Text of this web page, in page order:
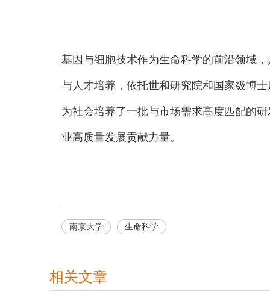
基因与细胞技术作为生命科学的前沿领域
与人才培养，依托世和研究院和国家级博
为社会培养了一批与市场需求高度匹配的
业高质量发展贡献力量。
南京大学 生命科学
相关文章